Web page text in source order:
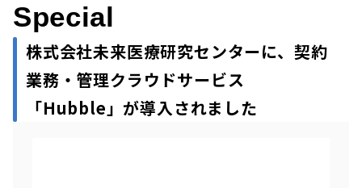
Special
株式会社未来医療研究センターに、契約
業務・管理クラウドサービス
「Hubble」が導入されました